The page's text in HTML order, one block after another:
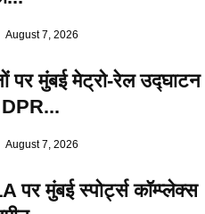
August 7, 2026
मुंबई मेट्रो-रेल उद्घाटन
August 7, 2026
पर मुंबई स्पोर्ट्स कॉम्प्लेक्स